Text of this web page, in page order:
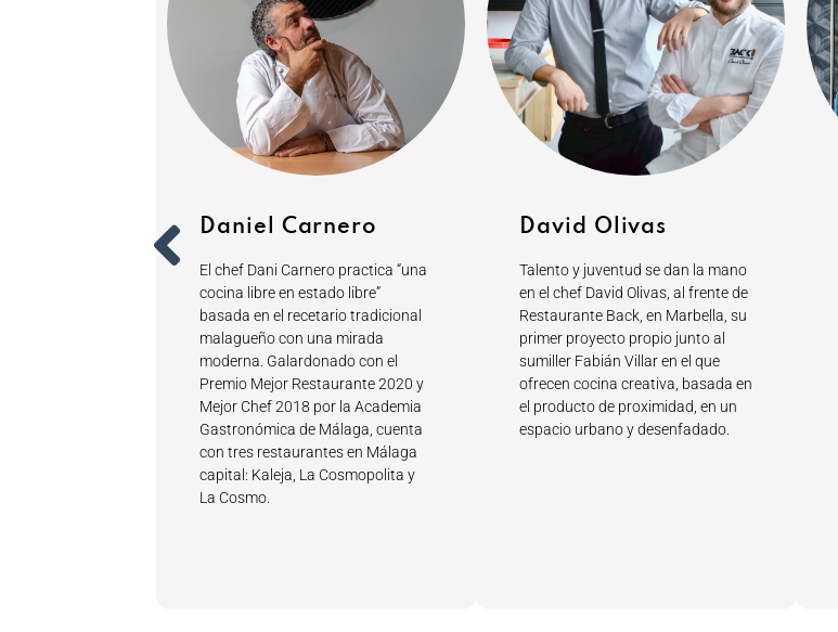
Daniel Carnero
El chef Dani Carnero practica “una
cocina libre en estado libre”
basada en el recetario tradicional
malagueño con una mirada
moderna. Galardonado con el
Premio Mejor Restaurante 2020 y
Mejor Chef 2018 por la Academia
Gastronómica de Málaga, cuenta
con tres restaurantes en Málaga
capital: Kaleja, La Cosmopolita y
La Cosmo.
David Olivas
Talento y juventud se dan la mano
en el chef David Olivas, al frente de
Restaurante Back, en Marbella, su
primer proyecto propio junto al
sumiller Fabián Villar en el que
ofrecen cocina creativa, basada en
el producto de proximidad, en un
espacio urbano y desenfadado.